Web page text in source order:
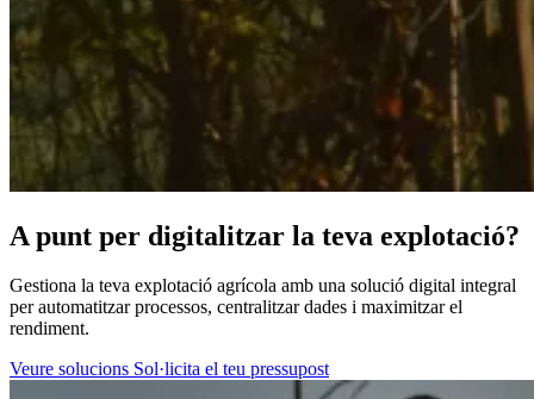
A punt per digitalitzar la teva explotació?
Gestiona la teva explotació agrícola amb una solució digital integral
per automatitzar processos, centralitzar dades i maximitzar el
rendiment.
Veure solucions Sol·licita el teu pressupost